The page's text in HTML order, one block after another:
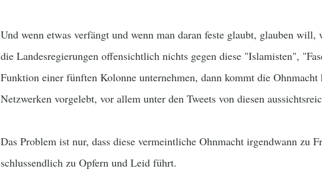
Und wenn etwas verfängt und wenn man daran feste glaubt, glauben
die Landesregierungen offensichtlich nichts gegen diese "Islamisten",
Funktion einer fünften Kolonne unternehmen, dann kommt die
Netzwerken vorgelebt, vor allem unter den Tweets von diesen
Das Problem ist nur, dass diese vermeintliche Ohnmacht irgendwann zu
schlussendlich zu Opfern und Leid führt.